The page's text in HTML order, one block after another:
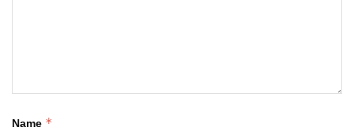
Name *